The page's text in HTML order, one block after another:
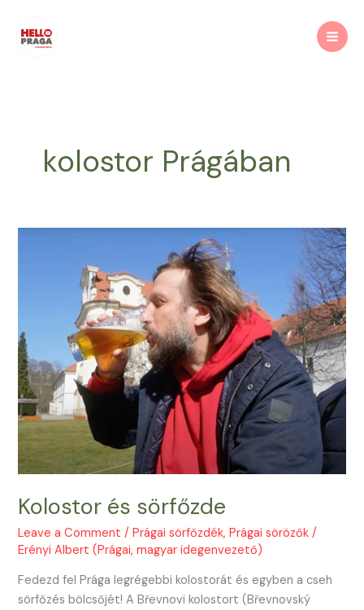
content
kolostor Prágában
Kolostor és sörfőzde
Leave a Comment /Prágai sörfőzdék,Prágai sörözők /
Erényi Albert (Prágai, magyar idegenvezető)
Fedezd fel Prága legrégebbi kolostorát és egyben a cseh
sörfőzés bölcsőjét! A Břevnovi kolostort (Břevnovský